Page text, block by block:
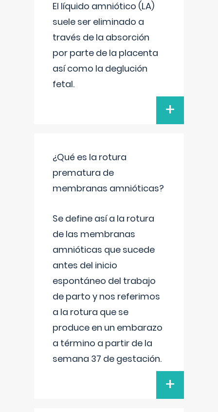
El líquido amniótico (LA)
suele ser eliminado a
través de la absorción
por parte de la placenta
así como la deglución
fetal.
+
¿Qué es la rotura
prematura de
membranas amnióticas?
Se define así a la rotura
de las membranas
amnióticas que sucede
antes del inicio
espontáneo del trabajo
de parto y nos referimos
a la rotura que se
produce en un embarazo
a término a partir de la
semana 37 de gestación.
+